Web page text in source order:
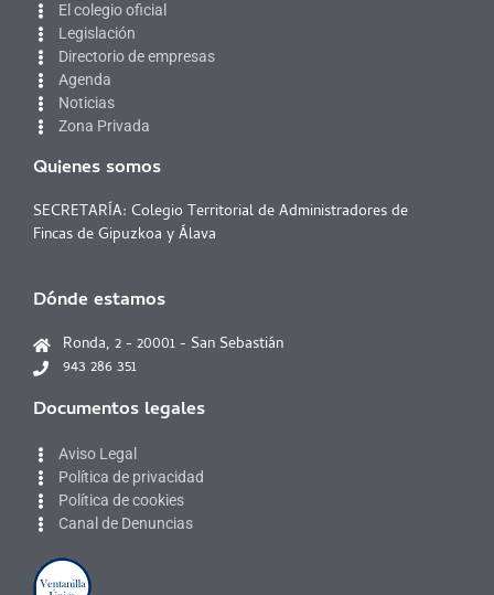
El colegio oficial
Legislación
Directorio de empresas
Agenda
Noticias
Zona Privada
Quienes somos
SECRETARÍA: Colegio Territorial de Administradores de
Fincas de Gipuzkoa y Álava
Dónde estamos
Ronda, 2 - 20001 - San Sebastián
943 286 351
Documentos legales
Aviso Legal
Política de privacidad
Política de cookies
Canal de Denuncias